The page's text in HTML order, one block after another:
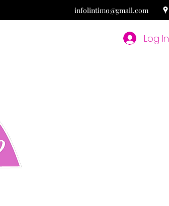
infolintimo@gmail.com
Log In